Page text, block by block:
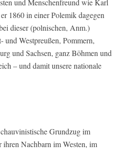
und Menschenfreund wie Karl
1860 in einer Polemik dagegen
dieser (polnischen, Anm.)
und Westpreußen, Pommern,
und Sachsen, ganz Böhmen und
– und damit unsere nationale
Grundzug im
ihren Nachbarn im Westen, im